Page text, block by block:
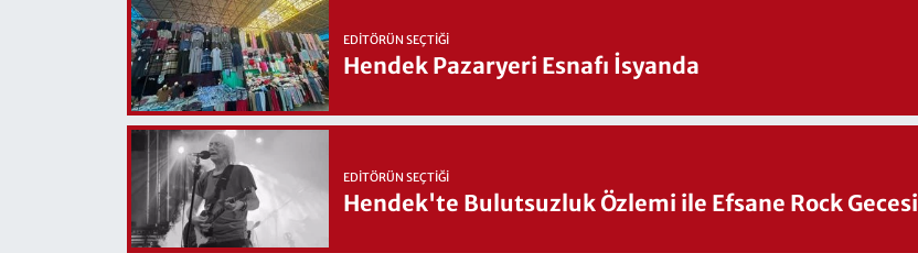
EDITÖRÜN SEÇTIĞI
Hendek Pazaryeri Esnafı İsyanda
EDITÖRÜN SEÇTIĞI
Hendek'te Bulutsuzluk Özlemi ile Efsane Rock Gecesi